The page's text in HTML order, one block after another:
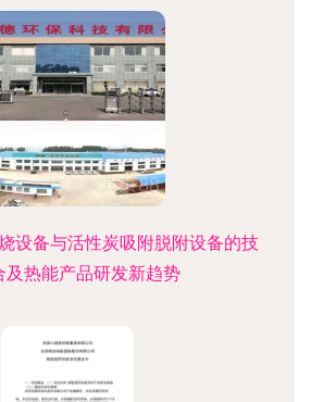
设备与活性炭吸附脱附设备的技
及热能产品研发新趋势